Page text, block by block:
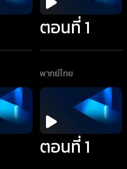
ตอนที่ 1
พากย์ไทย
ตอนที่ 1